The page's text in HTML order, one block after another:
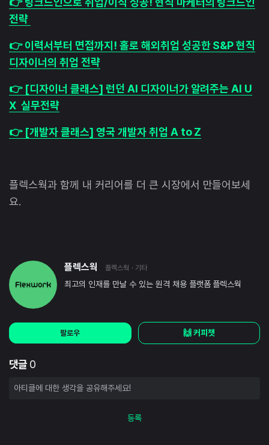
전략
👉이력서부터 면접까지! 홀로 해외취업 성공한 S&P 현직
디자이너의 취업 전략
👉 [디자이너 클래스] 런던 AI 디자이너가 알려주는 AI U
X 실무전략
👉 [개발자 클래스] 영국 개발자 취업 A to Z
플렉스웍과 함께 내 커리어를 더 큰 시장에서 만들어보세
요.
플렉스웍 플렉스웍 · 기타
최고의 인재를 만날 수 있는 원격 채용 플랫폼 플렉스웍
팔로우 🙌 커피챗
댓글 0
등록